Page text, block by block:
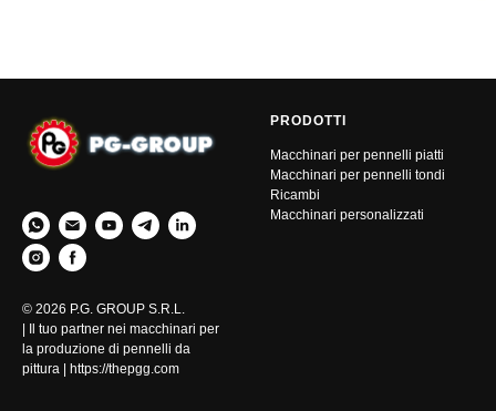
© 2026 P.G. GROUP S.R.L.
| Il tuo partner nei macchinari per
la produzione di pennelli da
pittura | https://thepgg.com
PRODOTTI
Macchinari per pennelli piatti
Macchinari per pennelli tondi
Ricambi
Macchinari personalizzati